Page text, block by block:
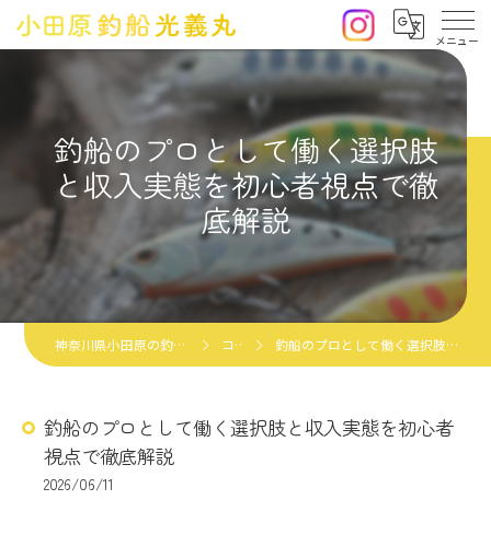
釣船のプロとして働く選択肢
と収入実態を初心者視点で徹
底解説
神奈川県小田原の釣船なら小田原釣船光義丸 コラム 釣船のプロとして働く選択肢と収入実態を初心者視点で徹底解説
釣船のプロとして働く選択肢と収入実態を初心者
視点で徹底解説
2026/06/11